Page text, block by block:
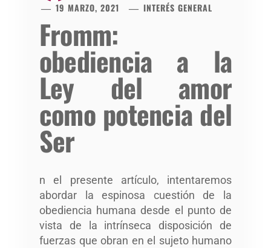
19 MARZO, 2021
INTERÉS GENERAL
Fromm:
obediencia a la
Ley del amor
como potencia del
Ser
n el presente artículo, intentaremos
abordar la espinosa cuestión de la
obediencia humana desde el punto de
vista de la intrínseca disposición de
fuerzas que obran en el sujeto humano